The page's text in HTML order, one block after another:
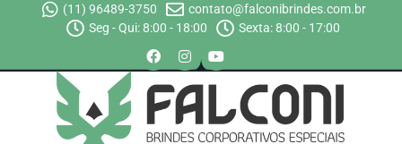
(11) 96489-3750
contato@falconibrindes.com.br
Seg - Qui: 8:00 - 18:00
Sexta: 8:00 - 17:00